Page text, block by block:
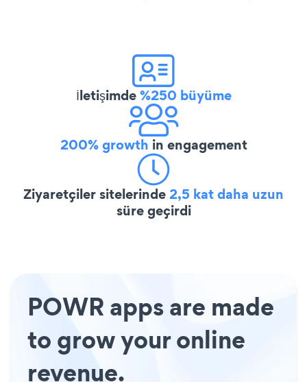
İletişimde%250 büyüme
200% growth in engagement
Ziyaretçiler sitelerinde2,5 kat daha uzun
süre geçirdi
POWR apps are made
to grow your online
revenue.